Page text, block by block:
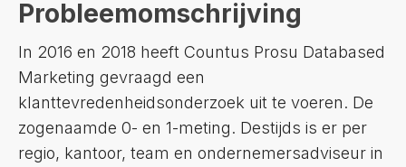
Probleemomschrijving
In 2016 en 2018 heeft Countus Prosu Databased
Marketing gevraagd een
klanttevredenheidsonderzoek uit te voeren. De
zogenaamde 0- en 1-meting. Destijds is er per
regio, kantoor, team en ondernemersadviseur in